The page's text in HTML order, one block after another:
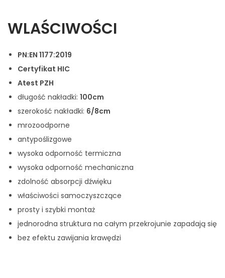
WLAŚCIWOŚCI
PN:EN 1177:2019
Certyfikat HIC
Atest PZH
długość nakładki: 100cm
szerokość nakładki: 6/8cm
mrozoodporne
antypoślizgowe
wysoka odporność termiczna
wysoka odporność mechaniczna
zdolność absorpcji dźwięku
właściwości samoczyszczące
prosty i szybki montaż
jednorodna struktura na całym przekrojunie zapadają się
bez efektu zawijania krawędzi